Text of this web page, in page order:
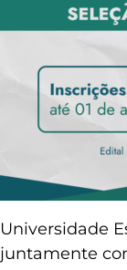
Universidade
juntamente